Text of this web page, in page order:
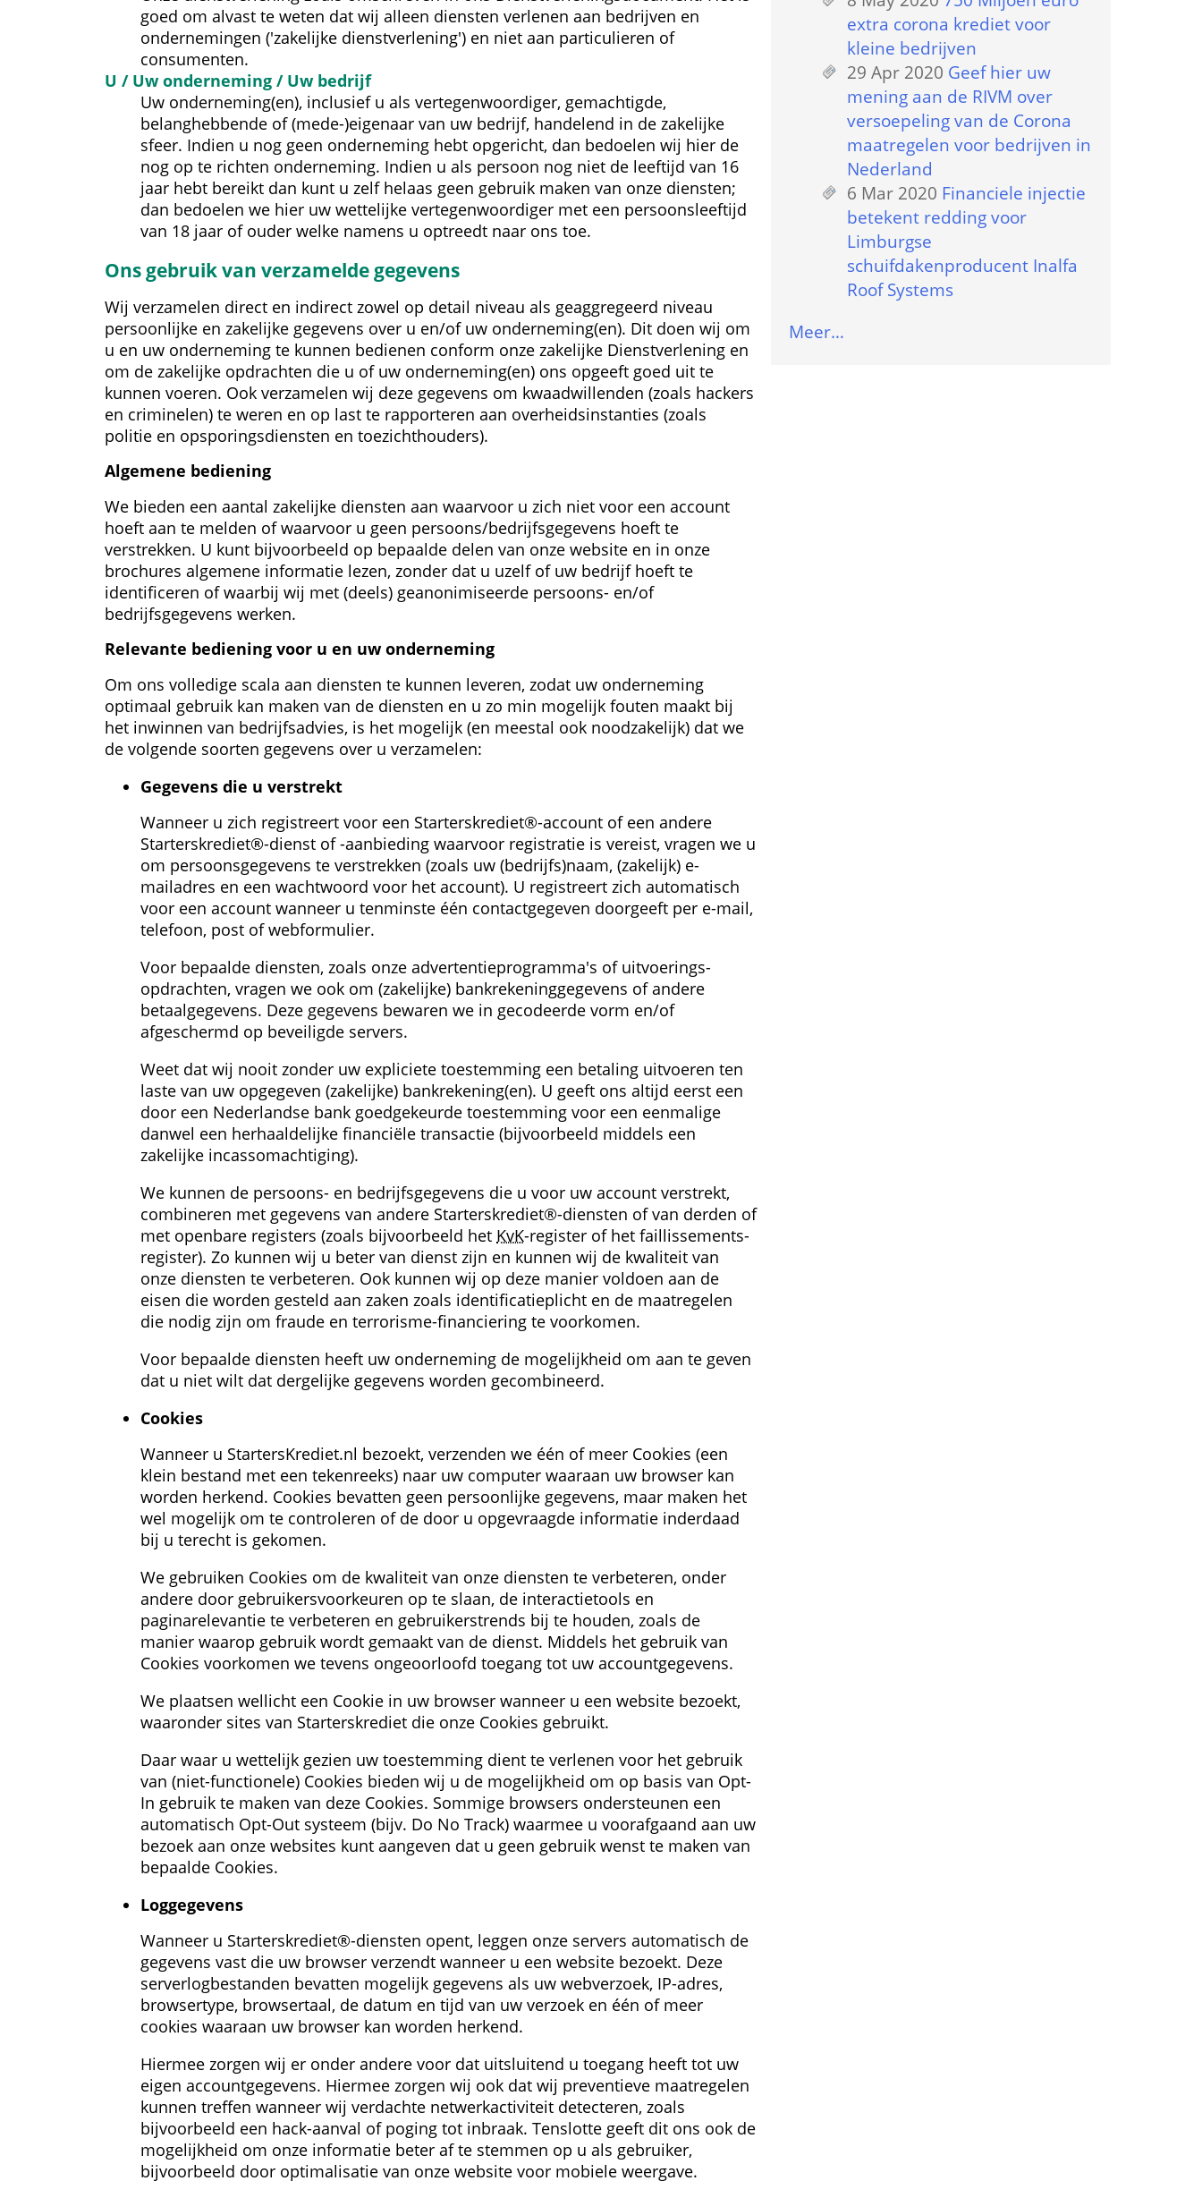
goed om alvast te weten dat wij alleen diensten verlenen aan bedrijven en
ondernemingen ('zakelijke dienstverlening') en niet aan particulieren of
consumenten.
U / Uw onderneming / Uw bedrijf
Uw onderneming(en), inclusief u als vertegenwoordiger, gemachtigde,
belanghebbende of (mede-)eigenaar van uw bedrijf, handelend in de zakelijke
sfeer. Indien u nog geen onderneming hebt opgericht, dan bedoelen wij hier de
nog op te richten onderneming. Indien u als persoon nog niet de leeftijd van 16
jaar hebt bereikt dan kunt u zelf helaas geen gebruik maken van onze diensten;
dan bedoelen we hier uw wettelijke vertegenwoordiger met een persoons­leeftijd
van 18 jaar of ouder welke namens u optreedt naar ons toe.
Ons gebruik van verzamelde gegevens
Wij verzamelen direct en indirect zowel op detail niveau als geaggregeerd niveau
persoonlijke en zakelijke gegevens over u en/of uw onderneming(en). Dit doen wij om
u en uw onderneming te kunnen bedienen conform onze zakelijke Dienstverlening en
om de zakelijke opdrachten die u of uw onderneming(en) ons opgeeft goed uit te
kunnen voeren. Ook verzamelen wij deze gegevens om kwaadwillenden (zoals hackers
en criminelen) te weren en op last te rapporteren aan overheidsinstanties (zoals
politie en opsporingsdiensten en toezichthouders).
Algemene bediening
We bieden een aantal zakelijke diensten aan waarvoor u zich niet voor een account
hoeft aan te melden of waarvoor u geen persoons/bedrijfsgegevens hoeft te
verstrekken. U kunt bijvoorbeeld op bepaalde delen van onze website en in onze
brochures algemene informatie lezen, zonder dat u uzelf of uw bedrijf hoeft te
identificeren of waarbij wij met (deels) geanonimiseerde persoons- en/of
bedrijfsgegevens werken.
Relevante bediening voor u en uw onderneming
Om ons volledige scala aan diensten te kunnen leveren, zodat uw onderneming
optimaal gebruik kan maken van de diensten en u zo min mogelijk fouten maakt bij
het inwinnen van bedrijfsadvies, is het mogelijk (en meestal ook noodzakelijk) dat we
de volgende soorten gegevens over u verzamelen:
Gegevens die u verstrekt
Wanneer u zich registreert voor een Starterskrediet®-account of een andere
Starterskrediet®-dienst of -aanbieding waarvoor registratie is vereist, vragen we u
om persoonsgegevens te verstrekken (zoals uw (bedrijfs)naam, (zakelijk) e-
mailadres en een wachtwoord voor het account). U registreert zich automatisch
voor een account wanneer u tenminste één contactgegeven doorgeeft per e-mail,
telefoon, post of webformulier.
Voor bepaalde diensten, zoals onze advertentieprogramma's of uitvoerings­
opdrachten, vragen we ook om (zakelijke) bank­rekeninggegevens of andere
betaalgegevens. Deze gegevens bewaren we in gecodeerde vorm en/of
afgeschermd op beveiligde servers.
Weet dat wij nooit zonder uw expliciete toestemming een betaling uitvoeren ten
laste van uw opgegeven (zakelijke) bankrekening(en). U geeft ons altijd eerst een
door een Nederlandse bank goedgekeurde toestemming voor een eenmalige
danwel een herhaaldelijke financiële transactie (bijvoorbeeld middels een
zakelijke incasso­machtiging).
We kunnen de persoons- en bedrijfs­gegevens die u voor uw account verstrekt,
combineren met gegevens van andere Starterskrediet®-diensten of van derden of
met openbare registers (zoals bijvoorbeeld het KvK-register of het faillissements­
register). Zo kunnen wij u beter van dienst zijn en kunnen wij de kwaliteit van
onze diensten te verbeteren. Ook kunnen wij op deze manier voldoen aan de
eisen die worden gesteld aan zaken zoals identificatie­plicht en de maatregelen
die nodig zijn om fraude en terrorisme-financiering te voorkomen.
Voor bepaalde diensten heeft uw onderneming de mogelijkheid om aan te geven
dat u niet wilt dat dergelijke gegevens worden gecombineerd.
Cookies
Wanneer u StartersKrediet.nl bezoekt, verzenden we één of meer Cookies (een
klein bestand met een tekenreeks) naar uw computer waaraan uw browser kan
worden herkend. Cookies bevatten geen persoonlijke gegevens, maar maken het
wel mogelijk om te controleren of de door u opgevraagde informatie inderdaad
bij u terecht is gekomen.
We gebruiken Cookies om de kwaliteit van onze diensten te verbeteren, onder
andere door gebruikersvoorkeuren op te slaan, de interactietools en
paginarelevantie te verbeteren en gebruikerstrends bij te houden, zoals de
manier waarop gebruik wordt gemaakt van de dienst. Middels het gebruik van
Cookies voorkomen we tevens ongeoorloofd toegang tot uw accountgegevens.
We plaatsen wellicht een Cookie in uw browser wanneer u een website bezoekt,
waaronder sites van Starterskrediet die onze Cookies gebruikt.
Daar waar u wettelijk gezien uw toestemming dient te verlenen voor het gebruik
van (niet-functionele) Cookies bieden wij u de mogelijkheid om op basis van Opt-
In gebruik te maken van deze Cookies. Sommige browsers ondersteunen een
automatisch Opt-Out systeem (bijv. Do No Track) waarmee u voorafgaand aan uw
bezoek aan onze websites kunt aangeven dat u geen gebruik wenst te maken van
bepaalde Cookies.
Log­gegevens
Wanneer u Starterskrediet®-diensten opent, leggen onze servers automatisch de
gegevens vast die uw browser verzendt wanneer u een website bezoekt. Deze
serverlogbestanden bevatten mogelijk gegevens als uw webverzoek, IP-adres,
browsertype, browsertaal, de datum en tijd van uw verzoek en één of meer
cookies waaraan uw browser kan worden herkend.
Hiermee zorgen wij er onder andere voor dat uitsluitend u toegang heeft tot uw
eigen accountgegevens. Hiermee zorgen wij ook dat wij preventieve maatregelen
kunnen treffen wanneer wij verdachte netwerk­activiteit detecteren, zoals
bijvoorbeeld een hack-aanval of poging tot inbraak. Tenslotte geeft dit ons ook de
mogelijkheid om onze informatie beter af te stemmen op u als gebruiker,
bijvoorbeeld door optimalisatie van onze website voor mobiele weergave.
extra corona krediet voor
kleine bedrijven
29 Apr 2020 Geef hier uw
mening aan de RIVM over
versoepeling van de Corona
maatregelen voor bedrijven in
Nederland
6 Mar 2020 Financiele injectie
betekent redding voor
Limburgse
schuifdakenproducent Inalfa
Roof Systems
Meer…